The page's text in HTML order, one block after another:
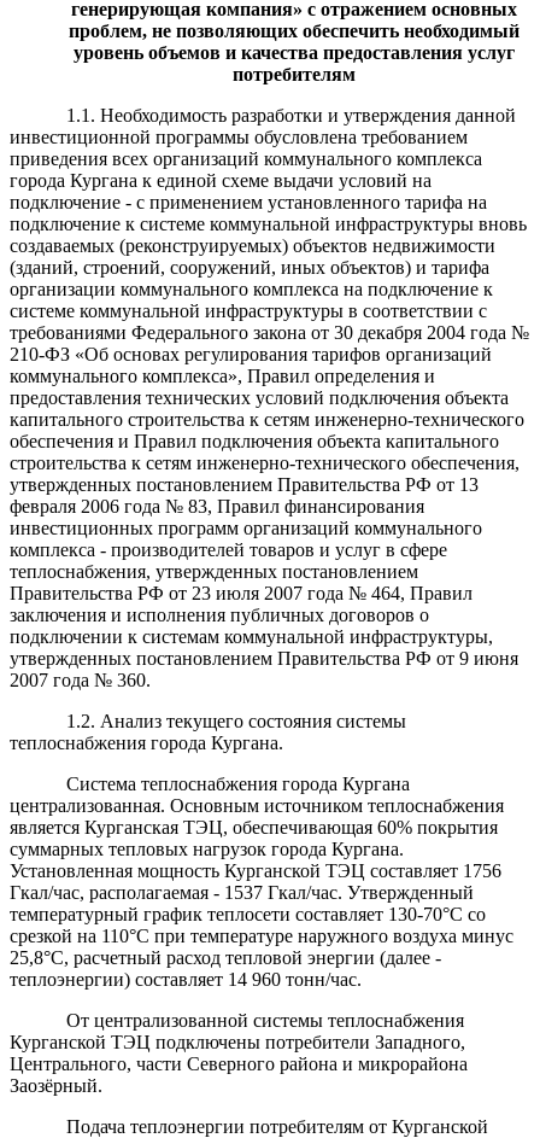
генерирующая компания» с отражением основных
проблем, не позволяющих обеспечить необходимый
уровень объемов и качества предоставления услуг
потребителям
1.1. Необходимость разработки и утверждения данной
инвестиционной программы обусловлена требованием
приведения всех организаций коммунального комплекса
города Кургана к единой схеме выдачи условий на
подключение - с применением установленного тарифа на
подключение к системе коммунальной инфраструктуры вновь
создаваемых (реконструируемых) объектов недвижимости
(зданий, строений, сооружений, иных объектов) и тарифа
организации коммунального комплекса на подключение к
системе коммунальной инфраструктуры в соответствии с
требованиями Федерального закона от 30 декабря 2004 года №
210-ФЗ «Об основах регулирования тарифов организаций
коммунального комплекса», Правил определения и
предоставления технических условий подключения объекта
капитального строительства к сетям инженерно-технического
обеспечения и Правил подключения объекта капитального
строительства к сетям инженерно-технического обеспечения,
утвержденных постановлением Правительства РФ от 13
февраля 2006 года № 83, Правил финансирования
инвестиционных программ организаций коммунального
комплекса - производителей товаров и услуг в сфере
теплоснабжения, утвержденных постановлением
Правительства РФ от 23 июля 2007 года № 464, Правил
заключения и исполнения публичных договоров о
подключении к системам коммунальной инфраструктуры,
утвержденных постановлением Правительства РФ от 9 июня
2007 года № 360.
1.2. Анализ текущего состояния системы
теплоснабжения города Кургана.
Система теплоснабжения города Кургана
централизованная. Основным источником теплоснабжения
является Курганская ТЭЦ, обеспечивающая 60% покрытия
суммарных тепловых нагрузок города Кургана.
Установленная мощность Курганской ТЭЦ составляет 1756
Гкал/час, располагаемая - 1537 Гкал/час. Утвержденный
температурный график теплосети составляет 130-70°С со
срезкой на 110°С при температуре наружного воздуха минус
25,8°С, расчетный расход тепловой энергии (далее -
теплоэнергии) составляет 14 960 тонн/час.
От централизованной системы теплоснабжения
Курганской ТЭЦ подключены потребители Западного,
Центрального, части Северного района и микрорайона
Заозёрный.
Подача теплоэнергии потребителям от Курганской